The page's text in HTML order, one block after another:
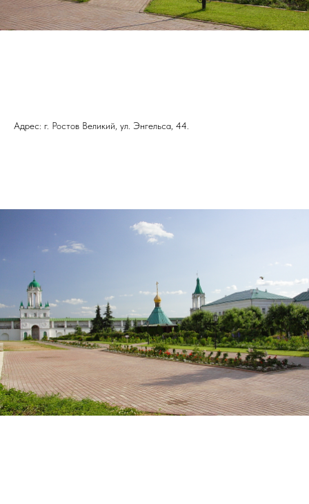
Адрес: г. Ростов Великий, ул. Энгельса, 44.